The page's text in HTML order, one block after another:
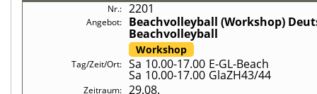
2201
Beachvolleyball (Workshop)
Beachvolleyball
Workshop
Sa 10.00-17.00 E-GL-Beach
Sa 10.00-17.00 GlaZH43/44
29.08.